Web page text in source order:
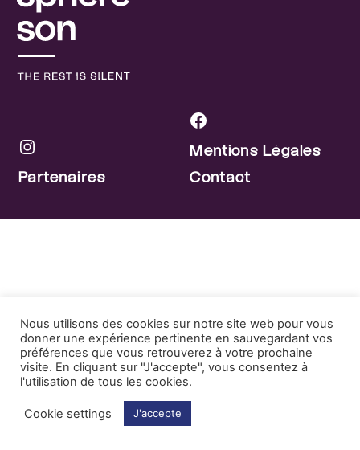
Facebook
Instagram
Mentions Légales
Partenaires
Contact
Nous utilisons des cookies sur notre site web pour vous
donner une expérience pertinente en sauvegardant vos
préférences que vous retrouverez à votre prochaine
visite. En cliquant sur "J'accepte", vous consentez à
l'utilisation de tous les cookies.
Cookie settings J'accepte